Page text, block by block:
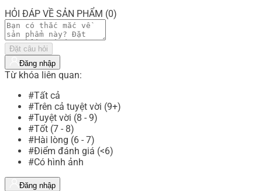
HỎI ĐÁP VỀ SẢN PHẨM (0)
Đặt câu hỏi
Đăng nhập
Từ khóa liên quan:
#Tất cả
#Trên cả tuyệt vời (9+)
#Tuyệt vời (8 - 9)
#Tốt (7 - 8)
#Hài lòng (6 - 7)
#Điểm đánh giá (<6)
#Có hình ảnh
Đăng nhập